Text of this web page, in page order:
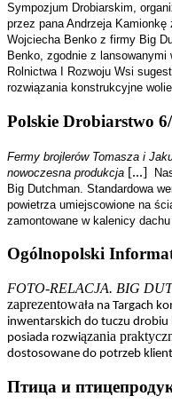
Sympozjum Drobiarskim,
przez pana Andrzeja
Wojciecha Benko z firmy Big
Benko, zgodnie z
Rolnictwa I Rozwoju Wsi
rozwiązania konstrukcyjne
Polskie Drobiarstwo
Fermy brojlerów Tomasza i
nowoczesna produkcja [...]
Big Dutchman. Standardowa
powietrza umiejscowione na
zamontowane w kalenicy
Ogólnopolski
FOTO-RELACJA. BIG
zaprezentowała na Targach
inwentarskich do tuczu
posiada rozwiązania
dostosowane do potrzeb
Птица и